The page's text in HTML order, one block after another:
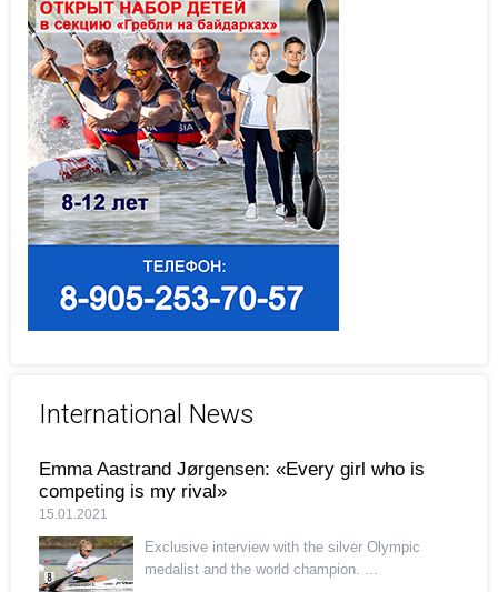
International News
Emma Aastrand Jørgensen: «Every girl who is
competing is my rival»
15.01.2021
Exclusive interview with the silver Olympic
medalist and the world champion. ...